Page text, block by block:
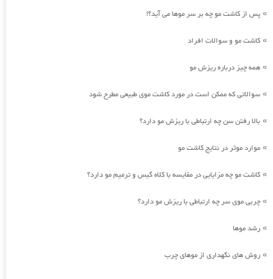
» پس از کاشت مو چه بر سر موها می آید؟!
» کاشت مو و سوالات افراد
» همه چیز درباره ریزش مو
» سوالاتی که ممکن است در مورد کاشت موی طبیعی مطرح شود
» بالا رفتن سن چه ارتباطی با ریزش مو دارد؟
» موارد موثر در نتایج کاشت مو
» کاشت مو چه مزایایی در مقایسه با کلاه گیس و ترمیم مو دارد؟
» چربی موی سر چه ارتباطی با ریزش مو دارد؟
» رشد موها
» روش های نگهداری از موهای چرب